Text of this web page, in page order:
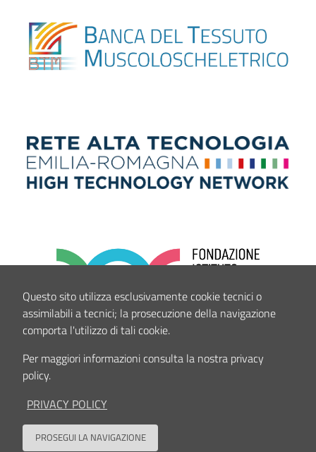
Questo sito utilizza esclusivamente cookie tecnici o
assimilabili a tecnici; la prosecuzione della navigazione
comporta l'utilizzo di tali cookie.
Per maggiori informazioni consulta la nostra privacy
policy.
PRIVACY POLICY
PROSEGUI LA NAVIGAZIONE